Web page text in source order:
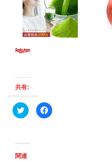
共有:
ク
リ
T
i
F
a
関連